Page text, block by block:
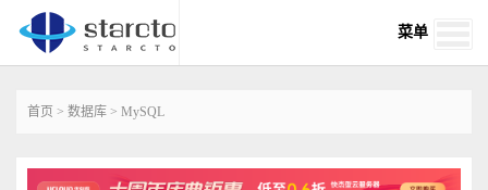
菜单
首页 > 数据库 > MySQL